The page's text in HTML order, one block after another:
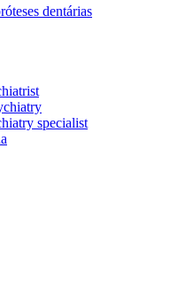
dentárias
specialist